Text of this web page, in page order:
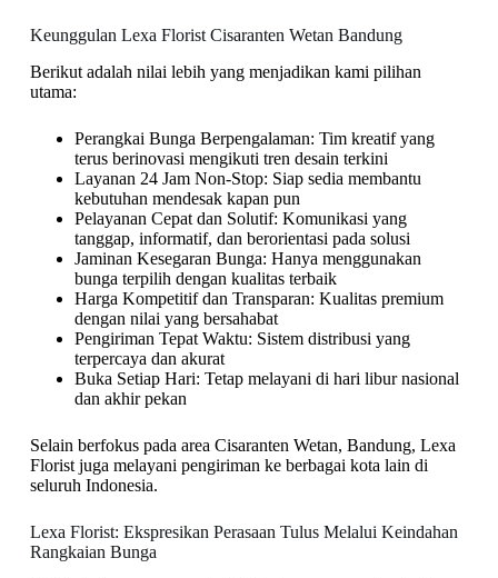
Keunggulan Lexa Florist Cisaranten Wetan Bandung
Berikut adalah nilai lebih yang menjadikan kami pilihan
utama:
Perangkai Bunga Berpengalaman: Tim kreatif yang
terus berinovasi mengikuti tren desain terkini
Layanan 24 Jam Non-Stop: Siap sedia membantu
kebutuhan mendesak kapan pun
Pelayanan Cepat dan Solutif: Komunikasi yang
tanggap, informatif, dan berorientasi pada solusi
Jaminan Kesegaran Bunga: Hanya menggunakan
bunga terpilih dengan kualitas terbaik
Harga Kompetitif dan Transparan: Kualitas premium
dengan nilai yang bersahabat
Pengiriman Tepat Waktu: Sistem distribusi yang
terpercaya dan akurat
Buka Setiap Hari: Tetap melayani di hari libur nasional
dan akhir pekan
Selain berfokus pada area Cisaranten Wetan, Bandung, Lexa
Florist juga melayani pengiriman ke berbagai kota lain di
seluruh Indonesia.
Lexa Florist: Ekspresikan Perasaan Tulus Melalui Keindahan
Rangkaian Bunga